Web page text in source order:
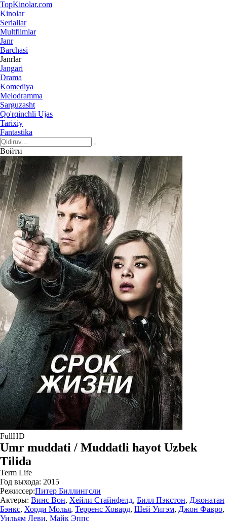
TopKinolar.com
Kinolar
Seriallar
Multfilmlar
Janr
Barchasi
Janrlar
Jangari
Drama
Komediya
Melodramma
Sarguzasht
Qo'rqinchli Ujas
Tarixiy
Fantastika
Войти
FullHD
Umr muddati / Muddatli hayot Uzbek
Tilida
Term Life
Год выхода: 2015
Режиссер:Питер Биллингсли
Актеры: Винс Вон, Хейли Стайнфелд, Билл Пэкстон, Джонатан
Бэнкс, Хорди Молья, Терренс Ховард, Шей Уигэм, Джон Фавро,
Уильям Леви, Майк Эппс